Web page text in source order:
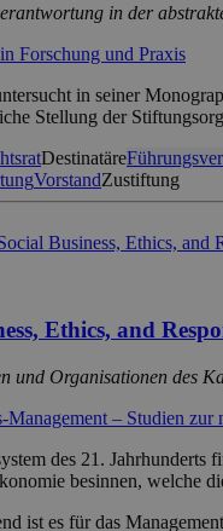
in der
Forschung und Praxis
in seiner
Stellung der
Destinatäre
VorstandZustiftung
Ethics, and
und Organisationen des
Management – Studien zur
des 21. Jahrhunderts
besinnen, welche
ist es für das